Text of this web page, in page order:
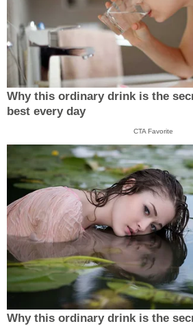
Why this ordinary drink is the
best every day
CTA Favorite
Why this ordinary drink is the